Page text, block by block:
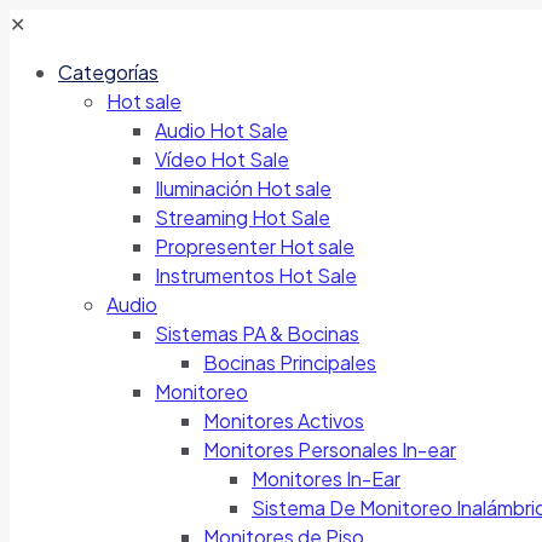
✕
Categorías
Hot sale
Audio Hot Sale
Vídeo Hot Sale
Iluminación Hot sale
Streaming Hot Sale
Propresenter Hot sale
Instrumentos Hot Sale
Audio
Sistemas PA & Bocinas
Bocinas Principales
Monitoreo
Monitores Activos
Monitores Personales In-ear
Monitores In-Ear
Sistema De Monitoreo
Monitores de Piso